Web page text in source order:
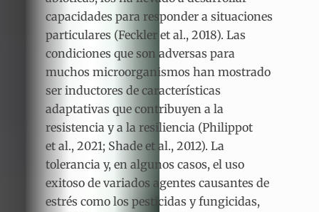
capacidades para responder a situaciones
particulares (Feckler et al., 2018). Las
condiciones que son adversas para
muchos microorganismos han mostrado
ser inductores de características
adaptativas que contribuyen a la
resistencia y a la resiliencia (Philippot
et al., 2021; Shade et al., 2012). La
tolerancia y, en algunos casos, el uso
exitoso de variados agentes causantes de
estrés como los pesticidas y fungicidas,